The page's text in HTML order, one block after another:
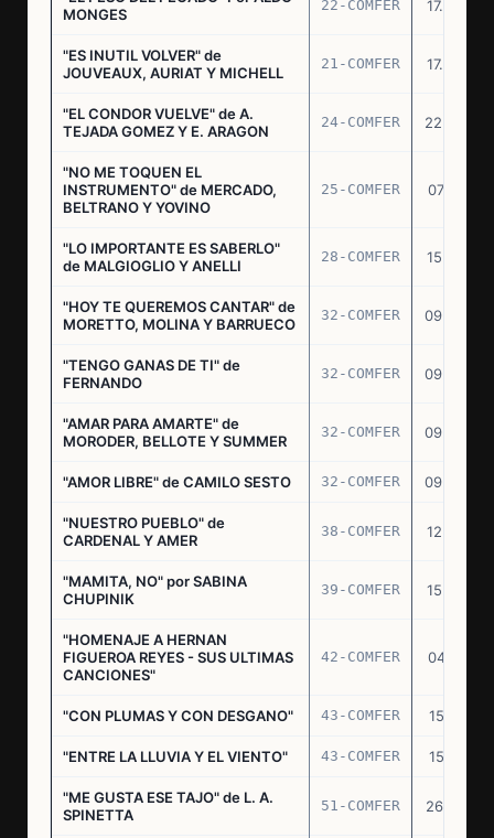
MONGES
22-COMFER 17.06.76
"ES INUTIL VOLVER" de
JOUVEAUX, AURIAT Y MICHELL
21-COMFER 17.06.76
"EL CONDOR VUELVE" de A.
TEJADA GOMEZ Y E. ARAGON
24-COMFER 22.06.76
"NO ME TOQUEN EL
INSTRUMENTO" de MERCADO,
BELTRANO Y YOVINO
25-COMFER 07.07.76
"LO IMPORTANTE ES SABERLO"
de MALGIOGLIO Y ANELLI
28-COMFER 15.07.76
"HOY TE QUEREMOS CANTAR" de
MORETTO, MOLINA Y BARRUECO
32-COMFER 09.09.76
"TENGO GANAS DE TI" de
FERNANDO
32-COMFER 09.09.76
"AMAR PARA AMARTE" de
MORODER, BELLOTE Y SUMMER
32-COMFER 09.09.76
"AMOR LIBRE" de CAMILO SESTO 32-COMFER 09.09.76
"NUESTRO PUEBLO" de
CARDENAL Y AMER
38-COMFER 12.10.76
"MAMITA, NO" por SABINA
CHUPINIK
39-COMFER 15.10.76
"HOMENAJE A HERNAN
FIGUEROA REYES - SUS ULTIMAS
CANCIONES"
42-COMFER 04.11.76
"CON PLUMAS Y CON DESGANO" 43-COMFER 15.11.76
"ENTRE LA LLUVIA Y EL VIENTO" 43-COMFER 15.11.76
"ME GUSTA ESE TAJO" de L. A.
SPINETTA
51-COMFER 26.12.76